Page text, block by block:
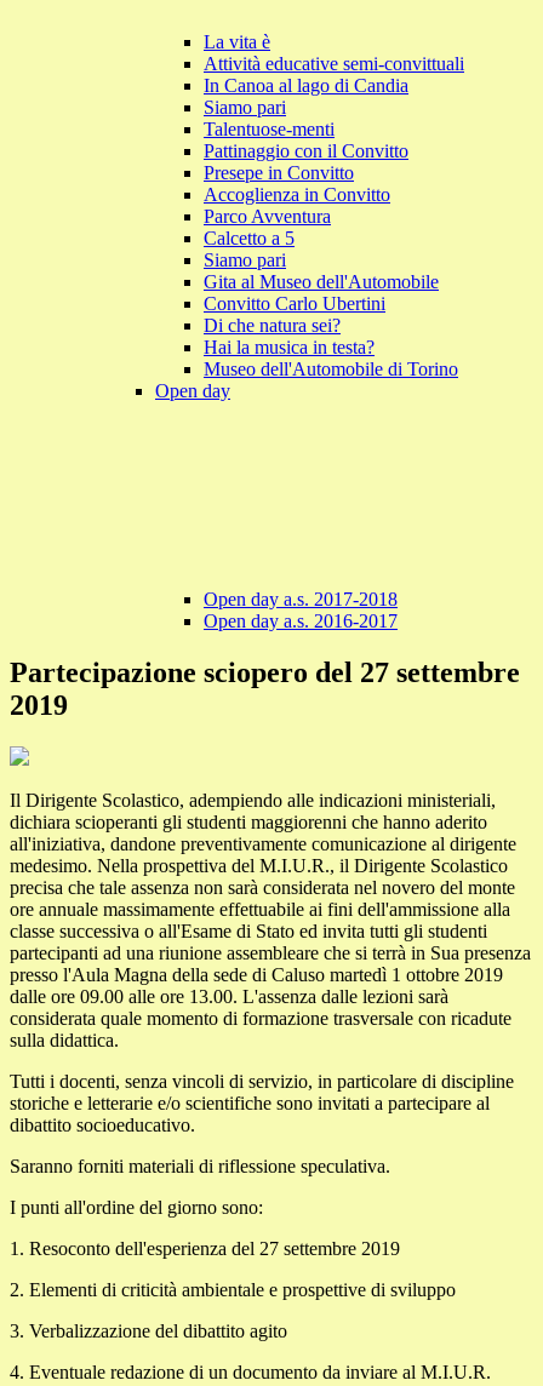
La vita è
Attività educative semi-convittuali
In Canoa al lago di Candia
Siamo pari
Talentuose-menti
Pattinaggio con il Convitto
Presepe in Convitto
Accoglienza in Convitto
Parco Avventura
Calcetto a 5
Siamo pari
Gita al Museo dell'Automobile
Convitto Carlo Ubertini
Di che natura sei?
Hai la musica in testa?
Museo dell'Automobile di Torino
Open day
Open day a.s. 2017-2018
Open day a.s. 2016-2017
Partecipazione sciopero del 27 settembre
2019
Il Dirigente Scolastico, adempiendo alle indicazioni ministeriali,
dichiara scioperanti gli studenti maggiorenni che hanno aderito
all'iniziativa, dandone preventivamente comunicazione al dirigente
medesimo. Nella prospettiva del M.I.U.R., il Dirigente Scolastico
precisa che tale assenza non sarà considerata nel novero del monte
ore annuale massimamente effettuabile ai fini dell'ammissione alla
classe successiva o all'Esame di Stato ed invita tutti gli studenti
partecipanti ad una riunione assembleare che si terrà in Sua presenza
presso l'Aula Magna della sede di Caluso martedì 1 ottobre 2019
dalle ore 09.00 alle ore 13.00. L'assenza dalle lezioni sarà
considerata quale momento di formazione trasversale con ricadute
sulla didattica.
Tutti i docenti, senza vincoli di servizio, in particolare di discipline
storiche e letterarie e/o scientifiche sono invitati a partecipare al
dibattito socioeducativo.
Saranno forniti materiali di riflessione speculativa.
I punti all'ordine del giorno sono:
1. Resoconto dell'esperienza del 27 settembre 2019
2. Elementi di criticità ambientale e prospettive di sviluppo
3. Verbalizzazione del dibattito agito
4. Eventuale redazione di un documento da inviare al M.I.U.R.